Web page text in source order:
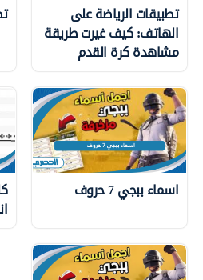
تطبيقات الرياضة على
الهاتف: كيف غيرت طريقة
مشاهدة كرة القدم
اسماء ببجي 7 حروف